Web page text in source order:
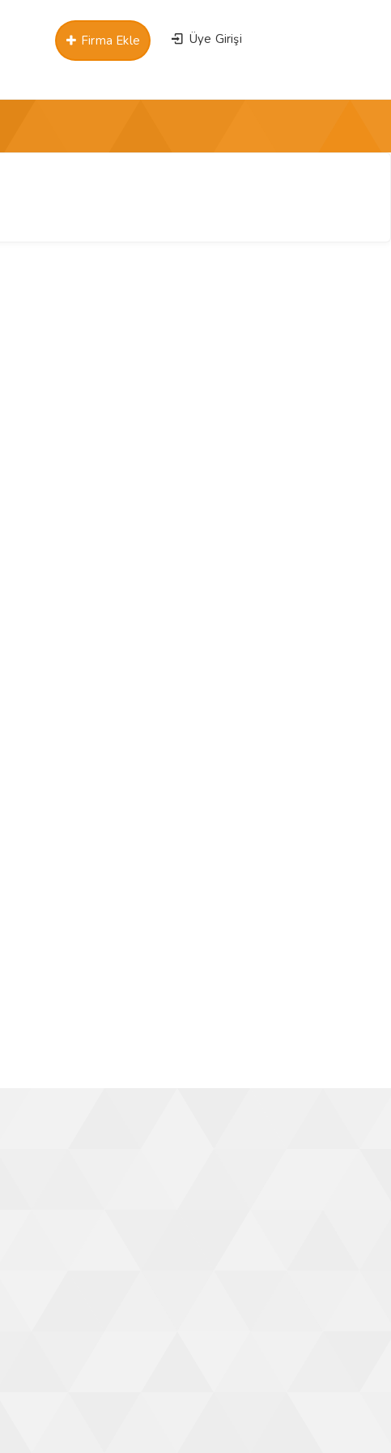
Üye Girişi
Firma Ekle